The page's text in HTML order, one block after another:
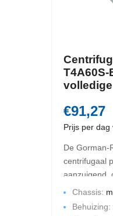
T4A60S-
Prijs per dag
€91,27
De Gorman-
centrifugaal
aanzuigend,
DeChassis:
Behuizing: